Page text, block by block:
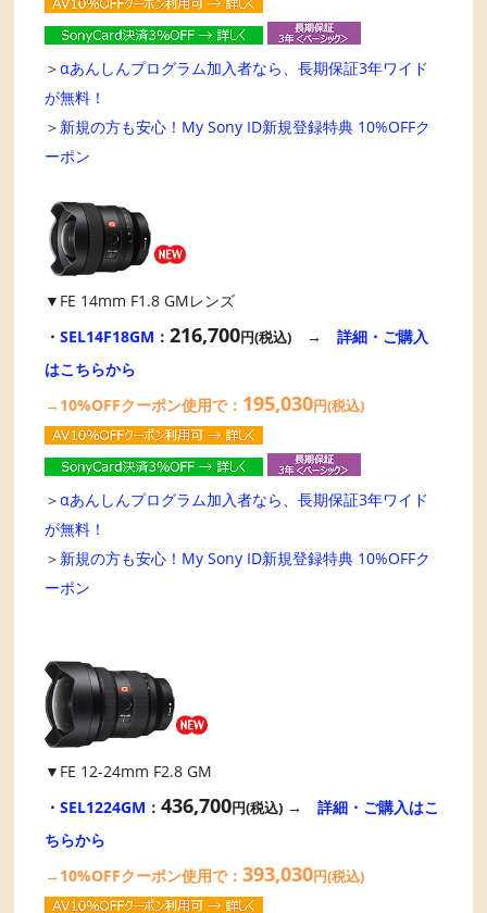
＞αあんしんプログラム加入者なら、長期保証3年ワイド
が無料！
＞ 新規の方も安心！My Sony ID新規登録特典 10%OFFク
ーポン
▼FE 14mm F1.8 GMレンズ
・SEL14F18GM ：216,700円(税込) →詳細・ご購入
はこちらから
→10%OFFクーポン使用で： 195,030円(税込)
＞αあんしんプログラム加入者なら、長期保証3年ワイド
が無料！
＞ 新規の方も安心！My Sony ID新規登録特典 10%OFFク
ーポン
▼FE 12-24mm F2.8 GM
・SEL1224GM ：436,700円(税込) →詳細・ご購入はこ
ちらから
→10%OFFクーポン使用で：393,030円(税込)